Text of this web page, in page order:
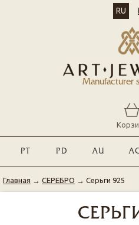
Manufacturer
RU
PT PD AU
Главная → СЕРЕБРО → Серьги 925